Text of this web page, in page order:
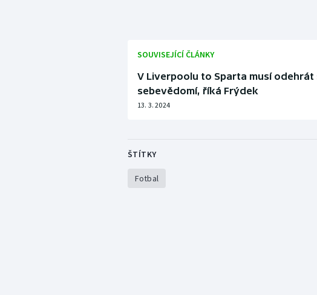
SOUVISEJÍCÍ ČLÁNKY
V Liverpoolu to Sparta musí
sebevědomí, říká Frýdek
13. 3. 2024
ŠTÍTKY
Fotbal